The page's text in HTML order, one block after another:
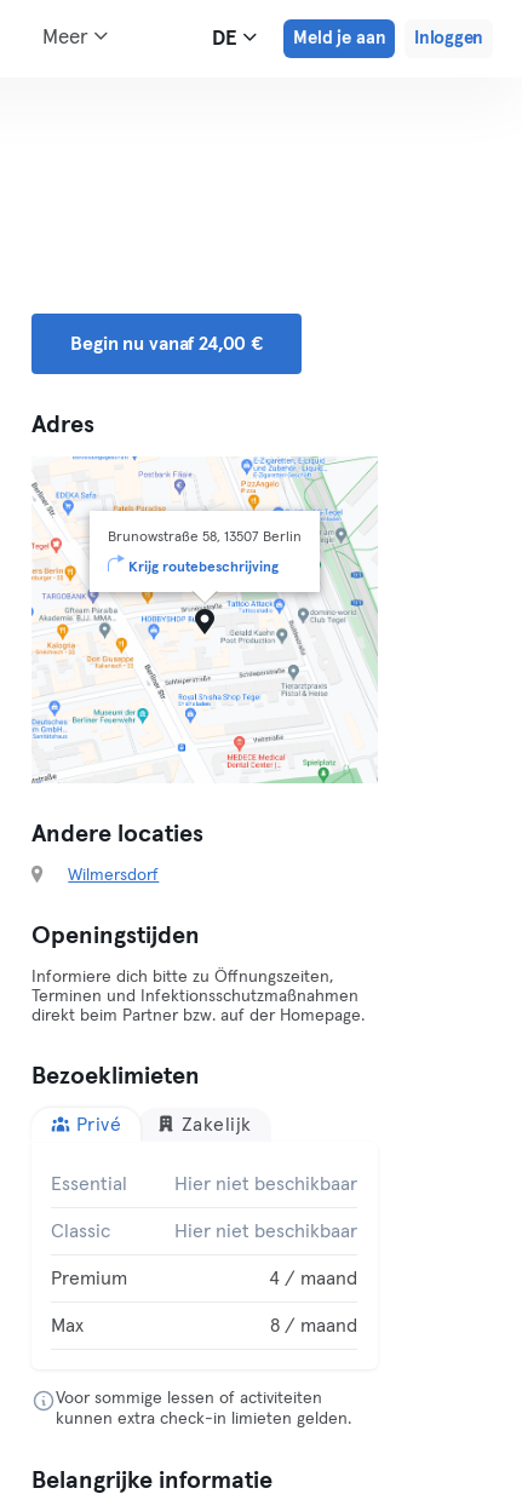
Meer DE Meld je aan Inloggen
Begin nu vanaf 24,00 €
Adres
Brunowstraße 58, 13507 Berlin
Krijg routebeschrijving
Andere locaties
Wilmersdorf
Openingstijden
Informiere dich bitte zu Öffnungszeiten,
Terminen und Infektionsschutzmaßnahmen
direkt beim Partner bzw. auf der Homepage.
Bezoeklimieten
Privé Zakelijk
Essential Hier niet beschikbaar
Classic Hier niet beschikbaar
Premium 4 / maand
Max 8 / maand
Voor sommige lessen of activiteiten
kunnen extra check-in limieten gelden.
Belangrijke informatie